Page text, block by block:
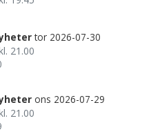
tor 2026-07-30
21.00
ons 2026-07-29
21.00